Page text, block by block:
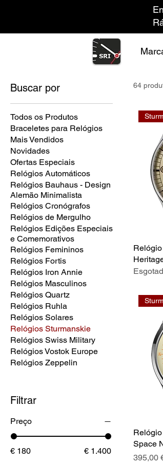
Buscar por
Todos os Produtos
Braceletes para Relógios
Mais Vendidos
Novidades
Ofertas Especiais
Relógios Automáticos
Relógios Bauhaus - Design
Alemão Minimalista
Relógios Cronógrafos
Relógios de Mergulho
Relógios Edições Especiais
e Comemorativos
Relógios Femininos
Relógios Fortis
Relógios Iron Annie
Relógios Masculinos
Relógios Quartz
Relógios Ruhla
Relógios Solares
Relógios Sturmanskie
Relógios Swiss Military
Relógios Vostok Europe
Relógios Zeppelin
Filtrar
Preço
€ 180 € 1.400
64
Space
Preço
395,00